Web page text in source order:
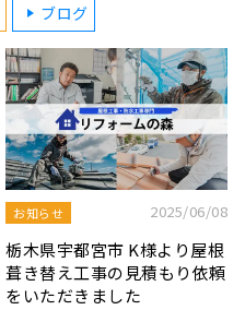
ブログ
令和7年度 結婚新生活支援補
助金が実施されます！